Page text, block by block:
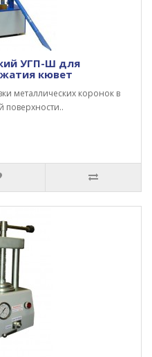
УГП-Ш для
кювет
металлических коронок в
поверхности..